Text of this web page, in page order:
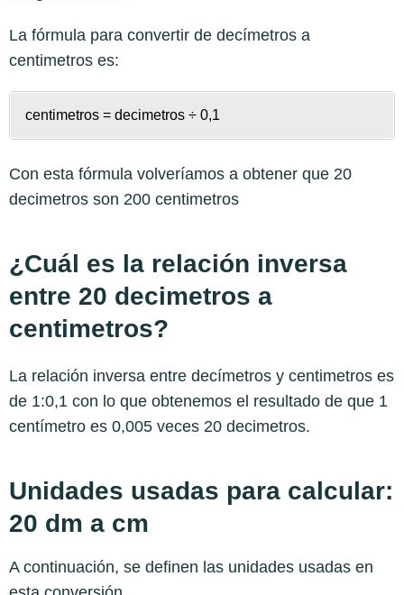
La fórmula para convertir de decímetros a
centimetros es:
centimetros = decimetros ÷ 0,1
Con esta fórmula volveríamos a obtener que 20
decimetros son 200 centimetros
¿Cuál es la relación inversa
entre 20 decimetros a
centimetros?
La relación inversa entre decímetros y centimetros es
de 1:0,1 con lo que obtenemos el resultado de que 1
centímetro es 0,005 veces 20 decimetros.
Unidades usadas para calcular:
20 dm a cm
A continuación, se definen las unidades usadas en